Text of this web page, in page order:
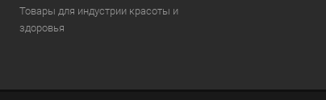
Товары для индустрии красоты и
здоровья